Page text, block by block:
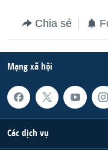
Chia sẻ
Mạng xã hội
Các dịch vụ